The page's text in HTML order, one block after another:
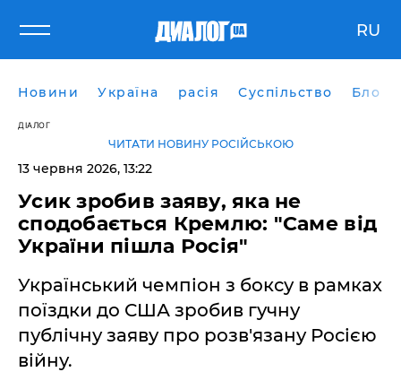
RU
Новини Україна расія Суспільство Блоги
ДІАЛОГ
ЧИТАТИ НОВИНУ РОСІЙСЬКОЮ
13 червня 2026, 13:22
​Усик зробив заяву, яка не
сподобається Кремлю: "Саме від
України пішла Росія"
Український чемпіон з боксу в рамках
поїздки до США зробив гучну
публічну заяву про розв'язану Росією
війну.